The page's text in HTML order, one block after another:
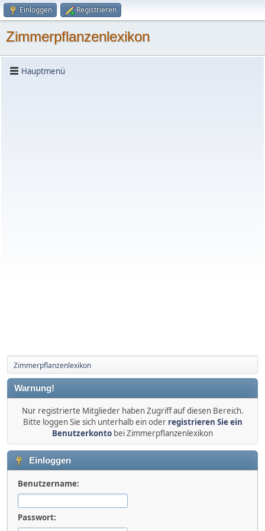
Einloggen Registrieren
Zimmerpflanzenlexikon
Hauptmenü
Zimmerpflanzenlexikon
Warnung!
Nur registrierte Mitglieder haben Zugriff auf diesen Bereich.
Bitte loggen Sie sich unterhalb ein oder registrieren Sie ein
Benutzerkonto bei Zimmerpflanzenlexikon
Einloggen
Benutzername:
Passwort: